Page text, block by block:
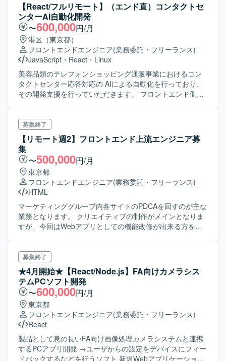
【React/フルリモート】（エンド直）コンタクトセ
ンターAI自動化開発
〜600,000円/月
港区（東京都）
フロントエンドエンジニア(業務委託・フリーランス)
JavaScript ・ React ・ Linux
美容品類のテレフォンショッピング通販事業におけるコン
タクトセンター応答対応の AIによる自動化を行っており、
その開発支援を行っていただきます。 フロントエンド側に
募集終了
【リモート週2】フロントエンド上流エンジニア募
集
〜500,000円/月
東京都
フロントエンドエンジニア(業務委託・フリーランス)
HTML
マーケティンググループ内各サイトのPDCAを回すのが主な
業務となります。 クリエイティブの制作がメインとなりま
すが、今回はWebアプリとしての機能改修が出来る方を募
募集終了
★4月開始★【React/Node.js】FA向けカメラシス
テムPCソフト開発
〜600,000円/月
東京都
フロントエンドエンジニア(業務委託・フリーランス)
React
製品として息の長いFA向け画像処理カメラシステムと連携
するPCアプリ開発 →ユーザからの設定をデバイスにフィー
ドバックするなどを行うソフト 新規Webアプリケーション